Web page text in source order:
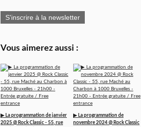
S'inscrire à la newsletter
Vous aimerez aussi :
▶ La programmation de janvier
2025 @ Rock Classic - 55, rue
▶ La programmation de
novembre 2024 @ Rock Classic